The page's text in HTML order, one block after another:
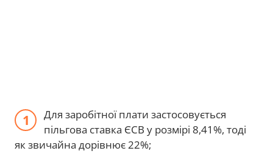
Для заробітної плати застосовується
пільгова ставка ЄСВ у розмірі 8,41%, тоді
як звичайна дорівнює 22%;